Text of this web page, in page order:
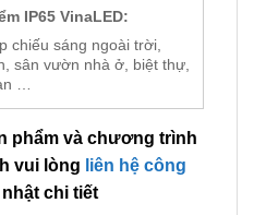
IP65 VinaLED:
chiếu sáng ngoài trời,
sân vườn nhà ở, biệt thự,
…
phẩm và chương trình
vui lòng liên hệ công
chi tiết